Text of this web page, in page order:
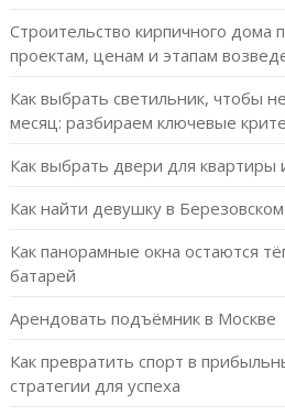
Строительство кирпичного дома
проектам, ценам и этапам
Как выбрать светильник, чтобы
месяц: разбираем ключевые
Как выбрать двери для квартиры
Как найти девушку в Березовском
Как панорамные окна остаются
батарей
Арендовать подъёмник в Москве
Как превратить спорт в
стратегии для успеха